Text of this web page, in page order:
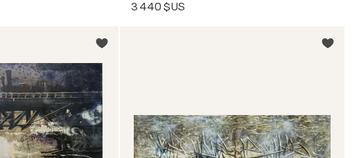
3 440 $US